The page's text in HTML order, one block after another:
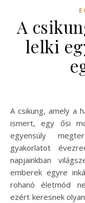
A
lelki
A csikung, amely a hagyományos kínai orvoslás részeként
ismert, egy ősi
egyensúly
gyakorlatot
napjainkban
emberek egyre
rohanó életmód
ezért keresnek